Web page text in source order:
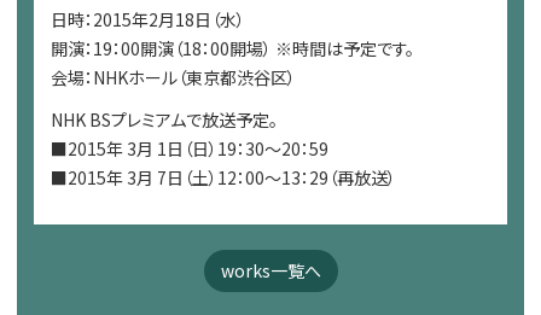
日時：2015年2月18日（水）
開演：19：00開演（18：00開場） ※時間は予定です。
会場：NHKホール（東京都渋谷区）
NHK BSプレミアムで放送予定。
■2015年 3月 1日（日）19：30～20：59
■2015年 3月 7日（土）12：00～13：29（再放送）
works一覧へ